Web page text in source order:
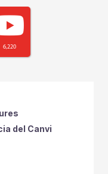
6,220
del Canvi